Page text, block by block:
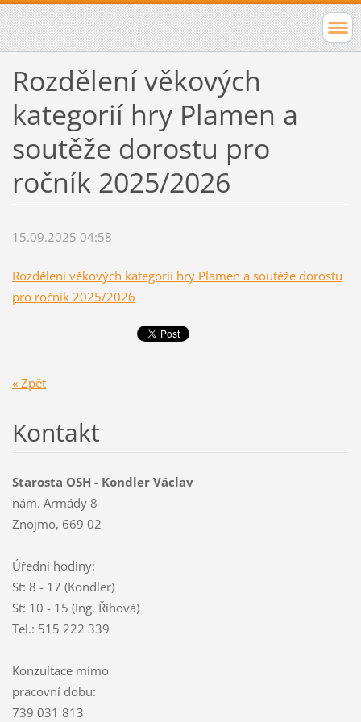
Rozdělení věkových
kategorií hry Plamen a
soutěže dorostu pro
ročník 2025/2026
15.09.2025 04:58
Rozdělení věkových kategorií hry Plamen a soutěže dorostu
pro ročník 2025/2026
« Zpět
Kontakt
Starosta OSH - Kondler Václav
nám. Armády 8
Znojmo, 669 02
Úřední hodiny:
St: 8 - 17 (Kondler)
St: 10 - 15 (Ing. Říhová)
Tel.: 515 222 339
Konzultace mimo
pracovní dobu:
739 031 813